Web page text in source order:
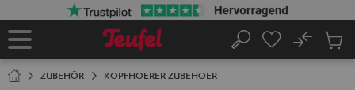
Startseite
Suche
No
ZUBEHÖR KOPFHOERER ZUBEHOER